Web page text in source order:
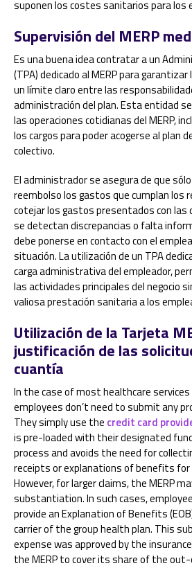
suponen los costes sanitarios para los
Supervisión del MERP
Es una buena idea contratar a un
(TPA) dedicado al MERP para
un límite claro entre las
administración del plan. Esta entidad
las operaciones cotidianas del MERP,
los cargos para poder acogerse al plan
colectivo.
El administrador se asegura de que
reembolso los gastos que cumplan los
cotejar los gastos presentados con las
se detectan discrepancias o falta
debe ponerse en contacto con el
situación. La utilización de un TPA
carga administrativa del empleador,
las actividades principales del negocio
valiosa prestación sanitaria a los
Utilización de la Tarjeta
justificación de las
cuantía
In the case of most healthcare
employees don’t need to submit any
They simply use the credit card
is pre-loaded with their designated
process and avoids the need for
receipts or explanations of benefits
However, for larger claims, the MERP
substantiation. In such cases,
provide an Explanation of Benefits
carrier of the group health plan. This
expense was approved by the
the MERP to cover its share of the